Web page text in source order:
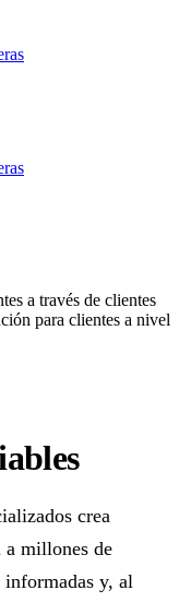
a través de clientes
para clientes a nivel
crea
a millones de
informadas y, al